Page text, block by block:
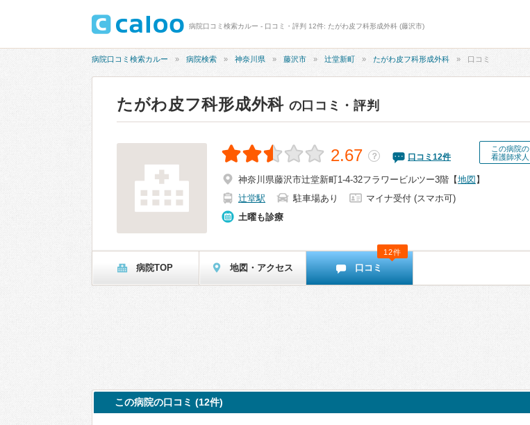
病院口コミ検索カルー - 口コミ・評判 12件: たがわ皮フ科形成外科 (藤沢市)
病院口コミ検索カルー 病院検索 神奈川県 藤沢市 辻堂新町 たがわ皮フ科形成外科 口コミ
たがわ皮フ科形成外科 の口コミ・評判
この病院の
看護師求人
2.67 ？ 口コミ 12件
神奈川県藤沢市辻堂新町1-4-32フラワービルツー3階 【地図 】
辻堂駅
駐車場あり
マイナ受付 (スマホ可)
土曜も診療
病院TOP 地図・アクセス 口コミ
12件
この病院の口コミ (12件)